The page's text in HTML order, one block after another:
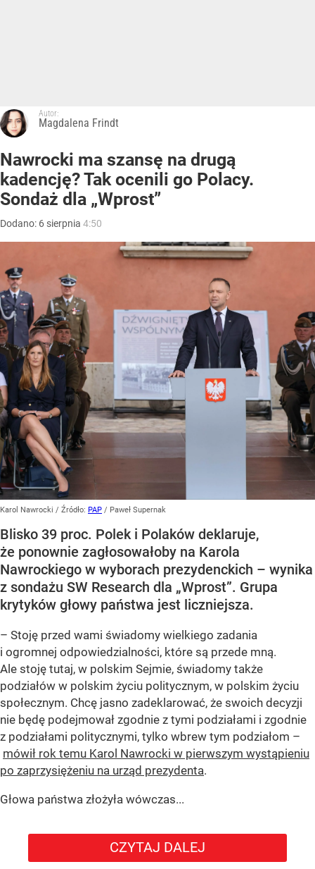
Autor:
Magdalena Frindt
Nawrocki ma szansę na drugą
kadencję? Tak ocenili go Polacy.
Sondaż dla „Wprost”
Dodano: 6 sierpnia 4:50
Karol Nawrocki / Źródło: PAP / Paweł Supernak
Blisko 39 proc. Polek i Polaków deklaruje,
że ponownie zagłosowałoby na Karola
Nawrockiego w wyborach prezydenckich – wynika
z sondażu SW Research dla „Wprost”. Grupa
krytyków głowy państwa jest liczniejsza.
– Stoję przed wami świadomy wielkiego zadania
i ogromnej odpowiedzialności, które są przede mną.
Ale stoję tutaj, w polskim Sejmie, świadomy także
podziałów w polskim życiu politycznym, w polskim życiu
społecznym. Chcę jasno zadeklarować, że swoich decyzji
nie będę podejmował zgodnie z tymi podziałami i zgodnie
z podziałami politycznymi, tylko wbrew tym podziałom –
mówił rok temu Karol Nawrocki w pierwszym wystąpieniu
po zaprzysiężeniu na urząd prezydenta.
Głowa państwa złożyła wówczas...
CZYTAJ DALEJ